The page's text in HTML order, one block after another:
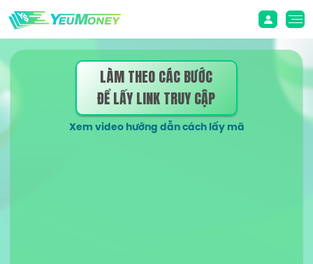
LÀM THEO CÁC BƯỚC
ĐỂ LẤY LINK TRUY CẬP
Xem video hướng dẫn cách lấy mã